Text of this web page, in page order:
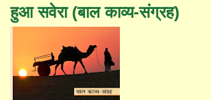
हुआ सवेरा (बाल काव्य-संग्रह)